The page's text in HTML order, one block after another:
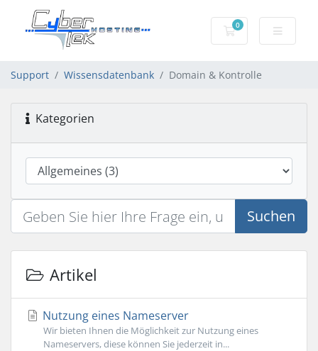
0
Mein Warenkorb
Support Wissensdatenbank Domain & Kontrolle
Kategorien
Suchen
Artikel
Nutzung eines Nameserver
Wir bieten Ihnen die Möglichkeit zur Nutzung eines
Nameservers, diese können Sie jederzeit in...